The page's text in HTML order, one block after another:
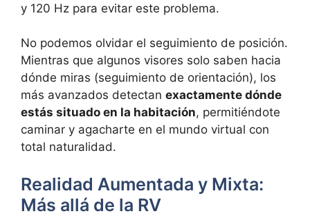
y 120 Hz para evitar este problema.
No podemos olvidar el seguimiento de posición.
Mientras que algunos visores solo saben hacia
dónde miras (seguimiento de orientación), los
más avanzados detectan exactamente dónde
estás situado en la habitación, permitiéndote
caminar y agacharte en el mundo virtual con
total naturalidad.
Realidad Aumentada y Mixta:
Más allá de la RV